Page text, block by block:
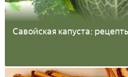
Савойская капуста: